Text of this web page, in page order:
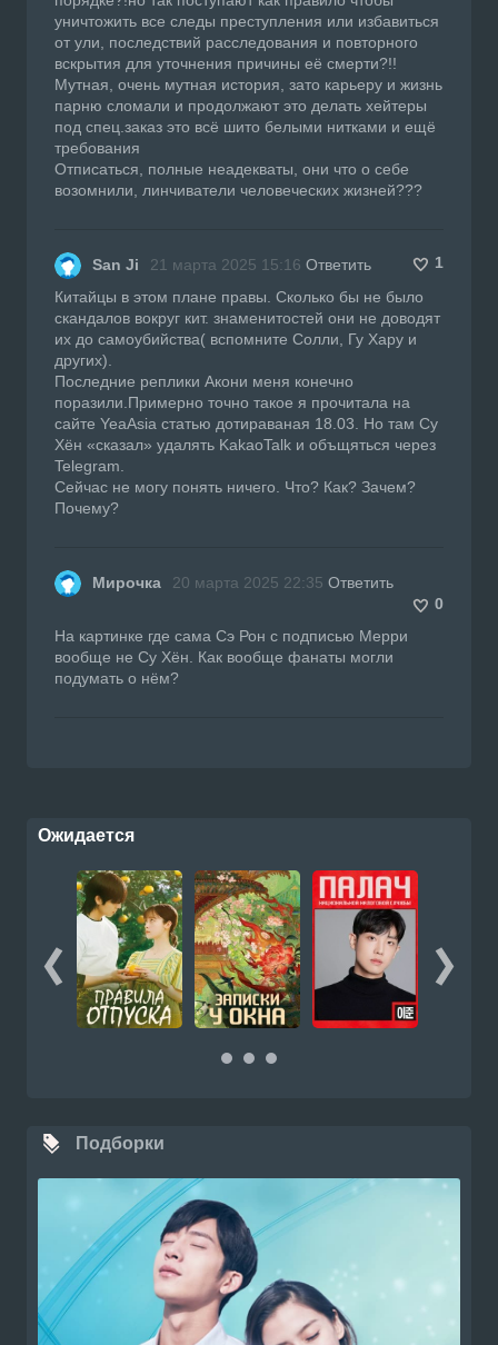
уничтожить все следы преступления или избавиться
от ули, последствий расследования и повторного
вскрытия для уточнения причины её смерти?!!
Мутная, очень мутная история, зато карьеру и жизнь
парню сломали и продолжают это делать хейтеры
под спец.заказ это всё шито белыми нитками и ещё
требования
Отписаться, полные неадекваты, они что о себе
возомнили, линчиватели человеческих жизней???
San Ji 21 марта 2025 15:16 Ответить
1
Китайцы в этом плане правы. Сколько бы не было
скандалов вокруг кит. знаменитостей они не доводят
их до самоубийства( вспомните Солли, Гу Хару и
других).
Последние реплики Акони меня конечно
поразили.Примерно точно такое я прочитала на
сайте YeaAsia статью дотираваная 18.03. Но там Су
Хён «сказал» удалять KakaoTalk и объщяться через
Telegram.
Сейчас не могу понять ничего. Что? Как? Зачем?
Почему?
Мирочка 20 марта 2025 22:35 Ответить
0
На картинке где сама Сэ Рон с подписью Мерри
вообще не Су Хён. Как вообще фанаты могли
подумать о нём?
Ожидается
Подборки